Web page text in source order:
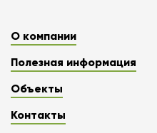
О компании
Полезная информация
Объекты
Контакты